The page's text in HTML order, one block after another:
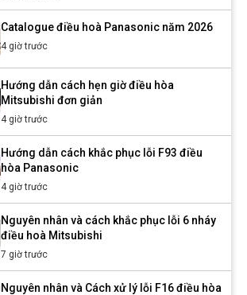
Catalogue điều hoà Panasonic năm 2026
4 giờ trước
Hướng dẫn cách hẹn giờ điều hòa
Mitsubishi đơn giản
4 giờ trước
Hướng dẫn cách khắc phục lỗi F93 điều
hòa Panasonic
4 giờ trước
Nguyên nhân và cách khắc phục lỗi 6 nháy
điều hoà Mitsubishi
7 giờ trước
Nguyên nhân và Cách xử lý lỗi F16 điều hòa